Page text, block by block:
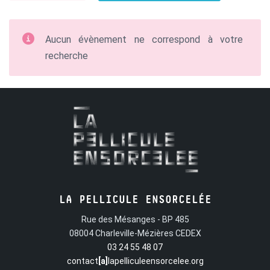
Aucun évènement ne correspond à votre
recherche
LA PELLICULE ENSORCELÉE
Rue des Mésanges - BP 485
08004 Charleville-Mézières CEDEX
03 24 55 48 07
contact [a] lapelliculeensorcelee.org